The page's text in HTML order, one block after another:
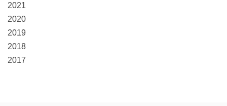
2021
2020
2019
2018
2017